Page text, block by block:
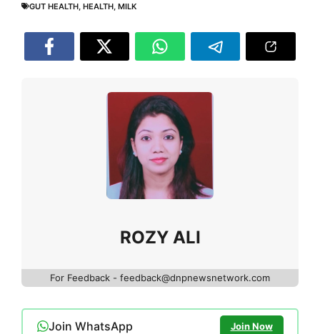
GUT HEALTH HEALTH MILK
ROZY ALI
For Feedback - feedback@dnpnewsnetwork.com
Join WhatsApp Join Now